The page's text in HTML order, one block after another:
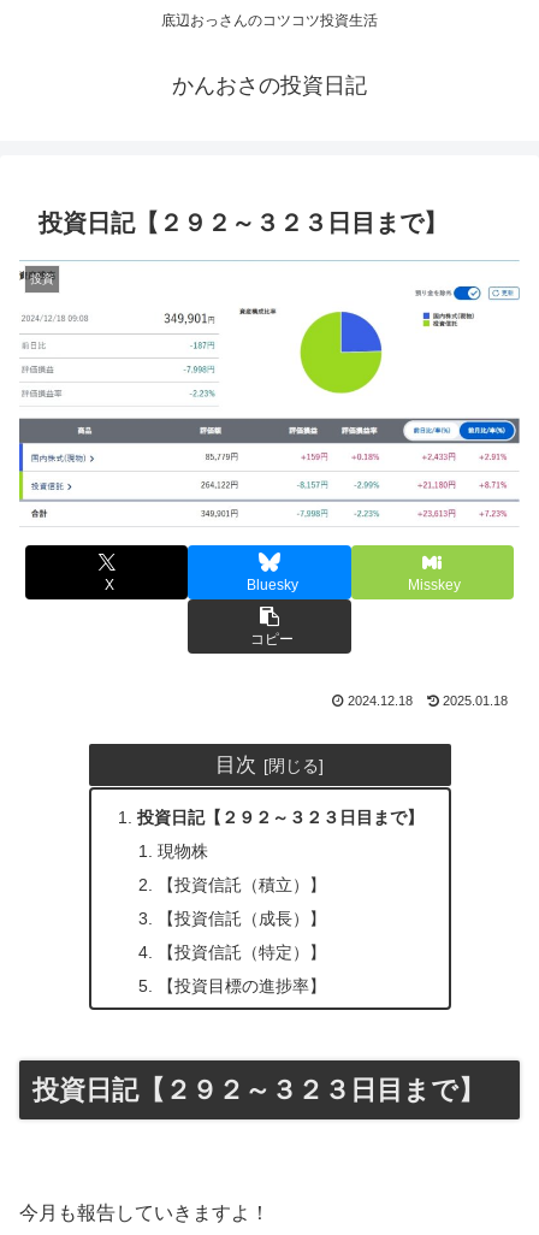
底辺おっさんのコツコツ投資生活
かんおさの投資日記
投資日記【２９２～３２３日目まで】
投資
X Bluesky Misskey
コピー
2024.12.18 2025.01.18
目次
投資日記【２９２～３２３日目まで】
現物株
【投資信託（積立）】
【投資信託（成長）】
【投資信託（特定）】
【投資目標の進捗率】
投資日記【２９２～３２３日目まで】
今月も報告していきますよ！